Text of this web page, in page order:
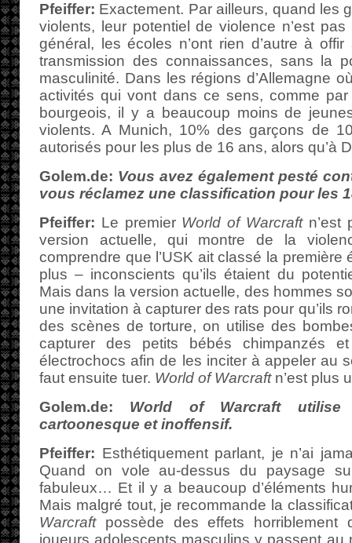
Pfeiffer: Exactement. Par ailleurs, quand les
violents, leur potentiel de violence n’est
général, les écoles n’ont rien d’autre à offir
transmission des connaissances, sans la
masculinité. Dans les régions d’Allemagne
activités qui vont dans ce sens, comme
bourgeois, il y a beaucoup moins de
violents. A Munich, 10% des garçons de
autorisés pour les plus de 16 ans, alors qu’à
Golem.de: Vous avez également pesté
vous réclamez une classification pour les
Pfeiffer: Le premier World of Warcraftn’est
version actuelle, qui montre de la
comprendre que l’USK ait classé la première
plus – inconscients qu’ils étaient du
Mais dans la version actuelle, des hommes
une invitation à capturer des rats pour qu’ils
des scènes de torture, on utilise des
capturer des petits bébés chimpanzés
électrochocs afin de les inciter à appeler au
faut ensuite tuer. World of Warcraft n’est plus
Golem.de: World of Warcraft
cartoonesque et inoffensif.
Pfeiffer: Esthétiquement parlant, je n’ai
Quand on vole au-dessus du paysage
fabuleux… Et il y a beaucoup d’éléments
Mais malgré tout, je recommande la
Warcraftpossède des effets horriblement
joueurs adolescents masculins y passent au